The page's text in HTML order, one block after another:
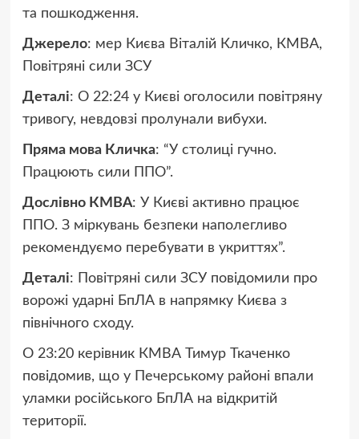
та пошкодження.
Джерело: мер Києва Віталій Кличко, КМВА,
Повітряні сили ЗСУ
Деталі: О 22:24 у Києві оголосили повітряну
тривогу, невдовзі пролунали вибухи.
Пряма мова Кличка: “У столиці гучно.
Працюють сили ППО”.
Дослівно КМВА: У Києві активно працює
ППО. З міркувань безпеки наполегливо
рекомендуємо перебувати в укриттях”.
Деталі: Повітряні сили ЗСУ повідомили про
ворожі ударні БпЛА в напрямку Києва з
північного сходу.
О 23:20 керівник КМВА Тимур Ткаченко
повідомив, що у Печерському районі впали
уламки російського БпЛА на відкритій
території.